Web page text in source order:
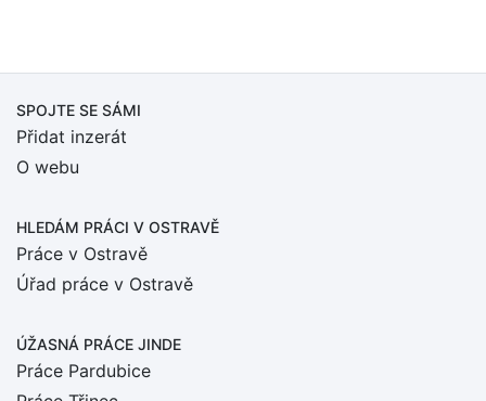
SPOJTE SE SÁMI
Přidat inzerát
O webu
HLEDÁM PRÁCI V OSTRAVĚ
Práce v Ostravě
Úřad práce v Ostravě
ÚŽASNÁ PRÁCE JINDE
Práce Pardubice